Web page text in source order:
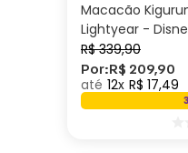
Macacão
Lightyear -
R$ 339,90
Por:R$ 209,90
12 R$ 17,49